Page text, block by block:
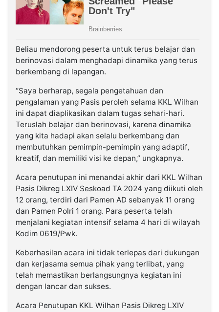
Beliau mendorong peserta untuk terus belajar dan
berinovasi dalam menghadapi dinamika yang terus
berkembang di lapangan.
“Saya berharap, segala pengetahuan dan
pengalaman yang Pasis peroleh selama KKL Wilhan
ini dapat diaplikasikan dalam tugas sehari-hari.
Teruslah belajar dan berinovasi, karena dinamika
yang kita hadapi akan selalu berkembang dan
membutuhkan pemimpin-pemimpin yang adaptif,
kreatif, dan memiliki visi ke depan,” ungkapnya.
Acara penutupan ini menandai akhir dari KKL Wilhan
Pasis Dikreg LXIV Seskoad TA 2024 yang diikuti oleh
12 orang, terdiri dari Pamen AD sebanyak 11 orang
dan Pamen Polri 1 orang. Para peserta telah
menjalani kegiatan intensif selama 4 hari di wilayah
Kodim 0619/Pwk.
Keberhasilan acara ini tidak terlepas dari dukungan
dan kerjasama semua pihak yang terlibat, yang
telah memastikan berlangsungnya kegiatan ini
dengan lancar dan sukses.
Acara Penutupan KKL Wilhan Pasis Dikreg LXIV